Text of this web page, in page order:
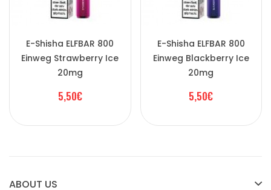
E-Shisha ELFBAR 800
Einweg Strawberry Ice
20mg
5,50€
E-Shisha ELFBAR 800
Einweg Blackberry Ice
20mg
5,50€
ABOUT US